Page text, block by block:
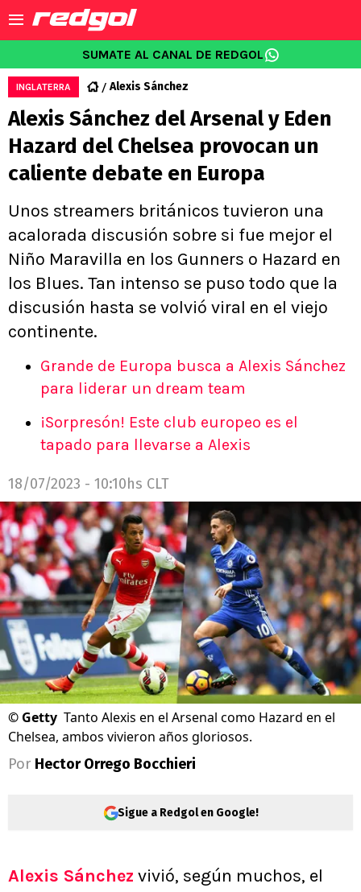
SUMATE AL CANAL DE REDGOL
INGLATERRA Alexis Sánchez
Alexis Sánchez del Arsenal y Eden
Hazard del Chelsea provocan un
caliente debate en Europa
Unos streamers británicos tuvieron una
acalorada discusión sobre si fue mejor el
Niño Maravilla en los Gunners o Hazard en
los Blues. Tan intenso se puso todo que la
discusión hasta se volvió viral en el viejo
continente.
Grande de Europa busca a Alexis Sánchez
para liderar un dream team
¡Sorpresón! Este club europeo es el
tapado para llevarse a Alexis
18/07/2023 - 10:10hs CLT
© Getty Tanto Alexis en el Arsenal como Hazard en el
Chelsea, ambos vivieron años gloriosos.
Por Hector Orrego Bocchieri
Sigue a Redgol en Google!
Alexis Sánchez vivió, según muchos, el